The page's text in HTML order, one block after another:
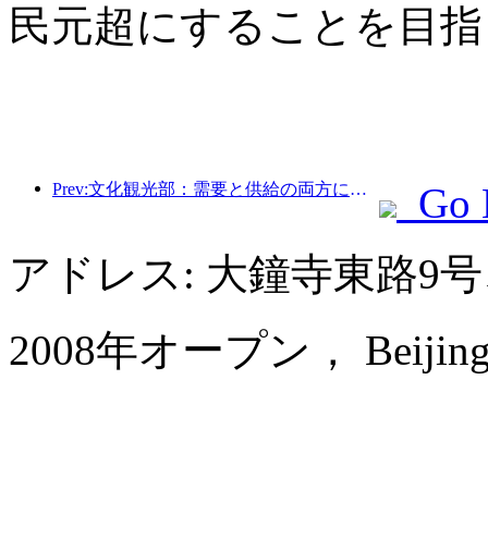
民元超にすることを目
Prev:文化観光部：需要と供給の両方に焦点を当て、文化と観光の消費活動と旅行を指導します。
Go
アドレス: 大鐘寺東路9
2008年オープン，